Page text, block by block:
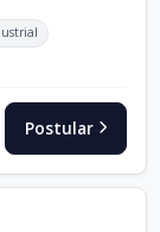
Postular